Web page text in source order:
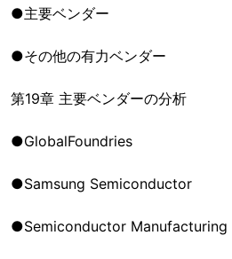
●主要ベンダー
●その他の有力ベンダー
第19章 主要ベンダーの分析
●GlobalFoundries
●Samsung Semiconductor
●Semiconductor Manufacturing